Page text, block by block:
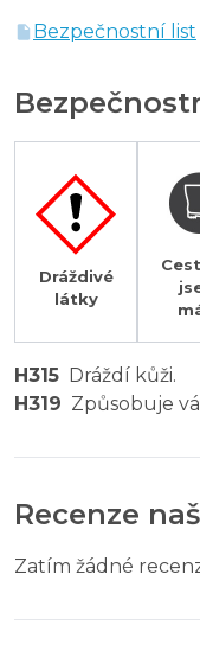
Bezpečnostní list
Dráždivé
látky
H315 Dráždí kůži.
H319 Způsobuje
Recenze
Zatím žádné